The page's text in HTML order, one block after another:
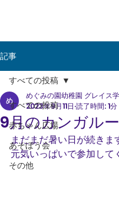
記事
すべての投稿
赤ちゃん広場
あそぼう会
その他
すべての投稿
9月のカンガル
めぐみの園幼稚園 グレイス
2023年9月11日 読了時間: 1分
まだまだ暑い日が続きま
元気いっぱいで参加して